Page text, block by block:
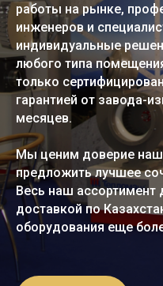
работы на рынке,
инженеров и
индивидуальные
любого типа
только
гарантией от завода-
месяцев.
Мы ценим доверие
предложить лучшее
Весь наш ассортимент
доставкой по
оборудования еще